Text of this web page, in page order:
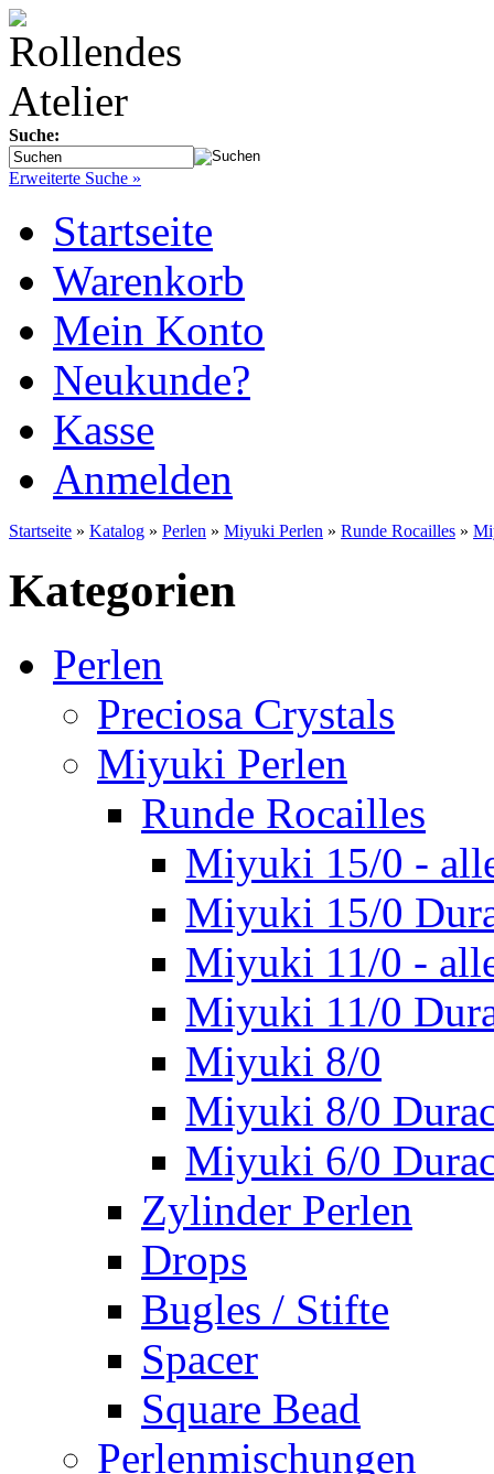
Suche:
Erweiterte Suche »
Startseite
Warenkorb
Mein Konto
Neukunde?
Kasse
Anmelden
Startseite » Katalog » Perlen » Miyuki Perlen » Runde Rocailles »
Kategorien
Perlen
Preciosa Crystals
Miyuki Perlen
Runde Rocailles
Miyuki 15/0 -
Miyuki 15/0
Miyuki 11/0 -
Miyuki 11/0
Miyuki 8/0
Miyuki 8/0
Miyuki 6/0
Zylinder Perlen
Drops
Bugles / Stifte
Spacer
Square Bead
Perlenmischungen